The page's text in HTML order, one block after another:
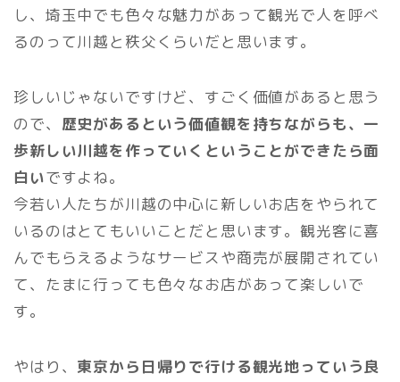
し、埼玉中でも色々な魅力があって観光で人を呼べ
るのって川越と秩父くらいだと思います。
珍しいじゃないですけど、すごく価値があると思う
ので、 歴史があるという価値観を持ちながらも、一
歩新しい川越を作っていくということができたら面
白いですよね。
今若い人たちが川越の中心に新しいお店をやられて
いるのはとてもいいことだと思います。観光客に喜
んでもらえるようなサービスや商売が展開されてい
て、たまに行っても色々なお店があって楽しいで
す。
やはり、 東京から日帰りで行ける観光地っていう良